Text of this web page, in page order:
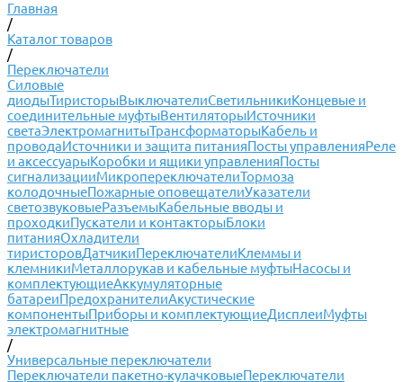
Главная
/
Каталог товаров
/
Переключатели
Силовые
диодыТиристорыВыключателиСветильникиКонцевые и
соединительные муфтыВентиляторыИсточники
светаЭлектромагнитыТрансформаторыКабель и
проводаИсточники и защита питанияПосты управленияРеле
и аксессуарыКоробки и ящики управленияПосты
сигнализацииМикропереключателиТормоза
колодочныеПожарные оповещателиУказатели
светозвуковыеРазъемыКабельные вводы и
проходкиПускатели и контакторыБлоки
питанияОхладители
тиристоровДатчикиПереключателиКлеммы и
клемникиМеталлорукав и кабельные муфтыНасосы и
комплектующиеАккумуляторные
батареиПредохранителиАкустические
компонентыПриборы и комплектующиеДисплеиМуфты
электромагнитные
/
Универсальные переключатели
Переключатели пакетно-кулачковыеПереключатели